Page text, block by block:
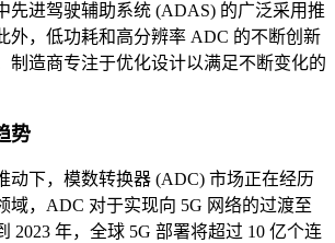
先进驾驶辅助系统 (ADAS) 的广泛采用推
外，低功耗和高分辨率 ADC 的不断创新
制造商专注于优化设计以满足不断变化的
势
动下，模数转换器 (ADC) 市场正在经历
域，ADC 对于实现向 5G 网络的过渡至
2023 年，全球 5G 部署将超过 10 亿个连